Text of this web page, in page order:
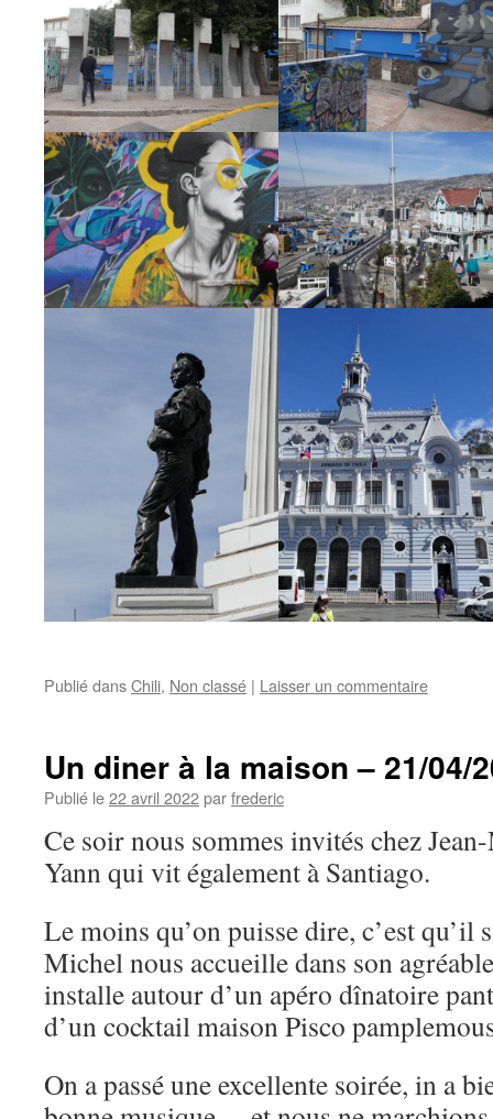
Publié dansChili, Non classé | Laisser un commentaire
Un diner à la maison – 21/04/
Publié le22 avril 2022parfrederic
Ce soir nous sommes invités chez
Yann qui vit également à Santiago.
Le moins qu’on puisse dire, c’est qu’il
Michel nous accueille dans son
installe autour d’un apéro dînatoire
d’un cocktail maison Pisco
On a passé une excellente soirée, in a